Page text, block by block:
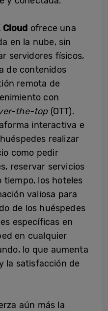
Cloud ofrece una
en la nube, sin
servidores físicos,
de contenidos
remota de
con
the-top(OTT).
interactiva e
realizar
como pedir
reservar servicios
tiempo, los hoteles
valiosa para
de los huéspedes
específicas en
en cualquier
lo que aumenta
la satisfacción de
aún más la